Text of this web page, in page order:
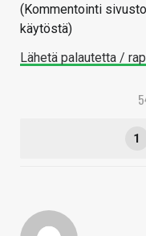
(Kommentointi
käytöstä)
Lähetä palautetta /
1